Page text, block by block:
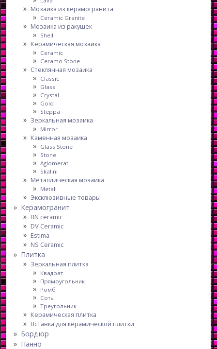
Мозаика из керамогранита
Ceramic Granite
Мозаика из ракушек
Shell
Керамическая мозаика
Ceramic
Ceramo Stone
Стеклянная мозаика
Classic
Glass
Crystal
Gold
Steppa
Зеркальная мозаика
Mirror
Каменная мозаика
Glass Stone
Stone
Aglomerat
Skalini
Металлическая мозаика
Metall
Эксклюзивные товары
Керамогранит
BN ceramic
DV Ceramic
Estima
NS Ceramic
Плитка
Зеркальная плитка
Квадрат
Прямоугольник
Ромб
Соты
Треугольник
Керамическая плитка
Вставка для керамической плитки
Бордюр
Панно